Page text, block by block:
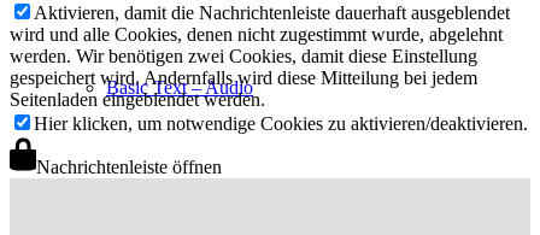
Basic Text – Audio
Aktivieren, damit die Nachrichtenleiste dauerhaft ausgeblendet
wird und alle Cookies, denen nicht zugestimmt wurde, abgelehnt
werden. Wir benötigen zwei Cookies, damit diese Einstellung
gespeichert wird. Andernfalls wird diese Mitteilung bei jedem
Seitenladen eingeblendet werden.
Hier klicken, um notwendige Cookies zu aktivieren/deaktivieren.
Nachrichtenleiste öffnen